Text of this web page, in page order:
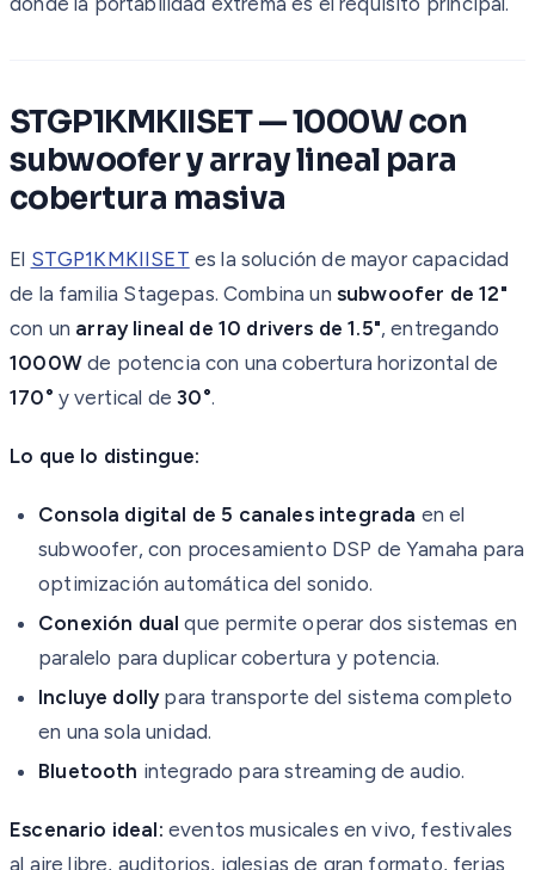
STGP1KMKIISET — 1000W con
subwoofer y array lineal para
cobertura masiva
El STGP1KMKIISET es la solución de mayor capacidad
de la familia Stagepas. Combina un subwoofer de 12"
con un array lineal de 10 drivers de 1.5", entregando
1000Wde potencia con una cobertura horizontal de
170° y vertical de30°.
Lo que lo distingue:
Consola digital de 5 canales integrada en el
subwoofer, con procesamiento DSP de Yamaha para
optimización automática del sonido.
Conexión dual que permite operar dos sistemas en
paralelo para duplicar cobertura y potencia.
Incluye dollypara transporte del sistema completo
en una sola unidad.
Bluetooth integrado para streaming de audio.
Escenario ideal: eventos musicales en vivo, festivales
al aire libre, auditorios, iglesias de gran formato, ferias